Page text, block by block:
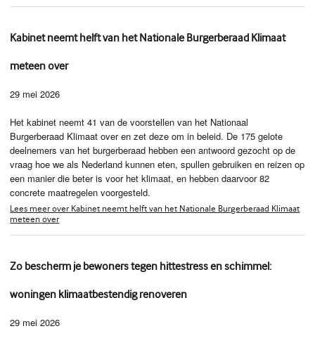
Kabinet neemt helft van het Nationale Burgerberaad Klimaat
meteen over
29 mei 2026
Het kabinet neemt 41 van de voorstellen van het Nationaal
Burgerberaad Klimaat over en zet deze om in beleid. De 175 gelote
deelnemers van het burgerberaad hebben een antwoord gezocht op de
vraag hoe we als Nederland kunnen eten, spullen gebruiken en reizen op
een manier die beter is voor het klimaat, en hebben daarvoor 82
concrete maatregelen voorgesteld.
Lees meer over Kabinet neemt helft van het Nationale Burgerberaad Klimaat
meteen over
Zo bescherm je bewoners tegen hittestress en schimmel:
woningen klimaatbestendig renoveren
29 mei 2026